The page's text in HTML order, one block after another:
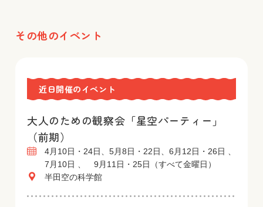
その他のイベント
近日開催のイベント
大人のための観察会「星空パーティー」
（前期）
4月10日・24日、5月8日・22日、6月12日・26日 、
7月10日 、 9月11日・25日（すべて金曜日）
半田空の科学館